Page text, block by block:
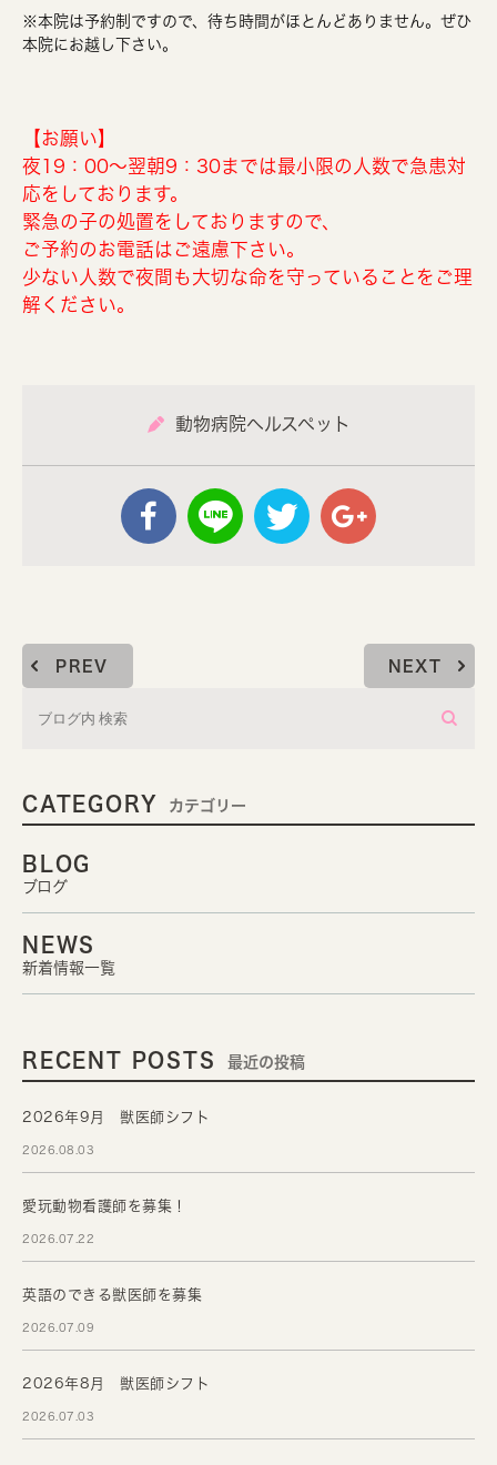
※本院は予約制ですので、待ち時間がほとんどありません。ぜひ
本院にお越し下さい。
【お願い】
夜19：00～翌朝9：30までは最小限の人数で急患対
応をしております。
緊急の子の処置をしておりますので、
ご予約のお電話はご遠慮下さい。
少ない人数で夜間も大切な命を守っていることをご理
解ください。
動物病院ヘルスペット
PREV NEXT
CATEGORY カテゴリー
BLOG
ブログ
NEWS
新着情報一覧
RECENT POSTS 最近の投稿
2026年9月 獣医師シフト
2026.08.03
愛玩動物看護師を募集！
2026.07.22
英語のできる獣医師を募集
2026.07.09
2026年8月 獣医師シフト
2026.07.03